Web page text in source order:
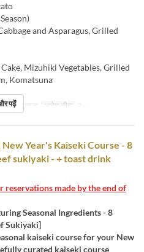
and Asparagus, Grilled
Mizuhiki Vegetables, Grilled
Komatsuna
का खाना आदेश सीमा 2 ~
पढ़ें
Year's Kaiseki Course - 8
sukiyaki - + toast drink
made by the end of
Seasonal Ingredients - 8
Sukiyaki]
kaiseki course for your New
curated kaiseki course